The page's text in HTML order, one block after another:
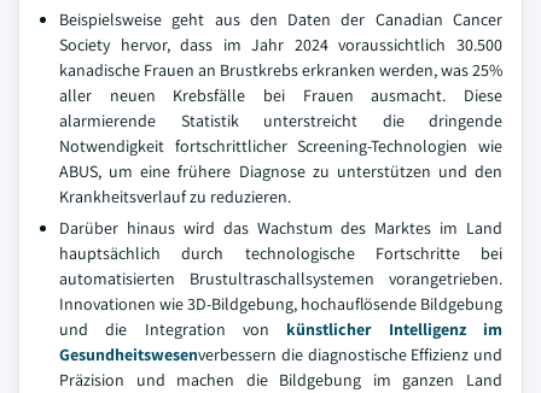
Beispielsweise geht aus den Daten der Canadian Cancer
Society hervor, dass im Jahr 2024 voraussichtlich 30.500
kanadische Frauen an Brustkrebs erkranken werden, was 25%
aller neuen Krebsfälle bei Frauen ausmacht. Diese
alarmierende Statistik unterstreicht die dringende
Notwendigkeit fortschrittlicher Screening-Technologien wie
ABUS, um eine frühere Diagnose zu unterstützen und den
Krankheitsverlauf zu reduzieren.
Darüber hinaus wird das Wachstum des Marktes im Land
hauptsächlich durch technologische Fortschritte bei
automatisierten Brustultraschallsystemen vorangetrieben.
Innovationen wie 3D-Bildgebung, hochauflösende Bildgebung
und die Integration von künstlicher Intelligenz im
Gesundheitswesenverbessern die diagnostische Effizienz und
Präzision und machen die Bildgebung im ganzen Land